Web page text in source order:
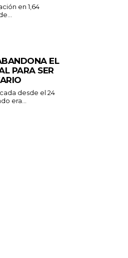
en 1,64
EL
PARA SER
desde el 24
era...